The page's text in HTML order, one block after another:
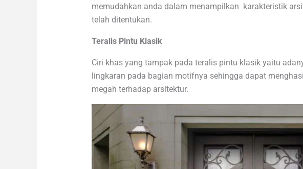
memudahkan anda dalam menampilkan karakteristik
telah ditentukan.
Teralis Pintu Klasik
Ciri khas yang tampak pada teralis pintu klasik yaitu
lingkaran pada bagian motifnya sehingga dapat
megah terhadap arsitektur.